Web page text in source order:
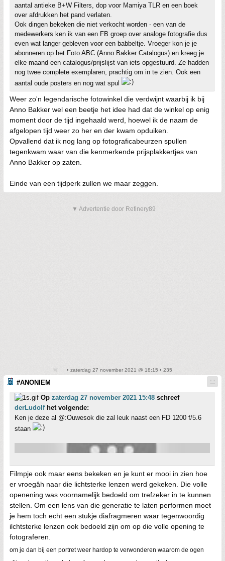
aantal antieke B+W Filters, dop voor Mamiya TLR en een boek
over afdrukken het pand verlaten.
Ook dingen bekeken die niet verkocht worden - een van de
medewerkers ken ik van een FB groep over analoge fotografie dus
even wat langer gebleven voor een babbeltje. Vroeger kon je je
abonneren op het Foto ABC (Anno Bakker Catalogus) en kreeg je
elke maand een catalogus/prijslijst van iets opgestuurd. Ze hadden
nog twee complete exemplaren, prachtig om in te zien. Ook een
aantal oude posters en nog wat spul
Weer zo'n legendarische fotowinkel die verdwijnt waarbij ik bij
Anno Bakker wel een beetje het idee had dat de winkel op enig
moment door de tijd ingehaald werd, hoewel ik de naam de
afgelopen tijd weer zo her en der kwam opduiken.
Opvallend dat ik nog lang op fotograficabeurzen spullen
tegenkwam waar van die kenmerkende prijsplakkertjes van
Anno Bakker op zaten.
Einde van een tijdperk zullen we maar zeggen.
▼ Advertentie door Refinery89
• zaterdag 27 november 2021 @ 18:15 • 235
#ANONIEM
Op zaterdag 27 november 2021 15:48 schreef
derLudolfhet volgende:
Ken je deze al @:Ouwesok die zal leuk naast een FD 1200 f/5.6
staan
Filmpje ook maar eens bekeken en je kunt er mooi in zien hoe
er vroegâh naar die lichtsterke lenzen werd gekeken. Die volle
openening was voornamelijk bedoeld om trefzeker in te kunnen
stellen. Om een lens van die generatie te laten performen moet
je hem toch echt een stukje diafragmeren waar tegenwoordig
ilchtsterke lenzen ook bedoeld zijn om op die volle opening te
fotograferen.
om je dan bij een portret weer hardop te verwonderen waarom de ogen